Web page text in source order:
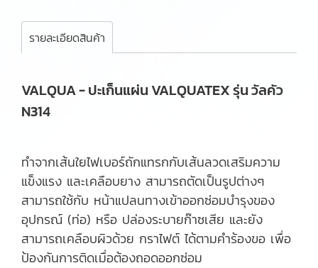
รายละเอียดสินค้า
VALQUA - ปะเก็นแผ่น VALQUATEX รุ่น วัลคัว
N314
ทำจากเส้นใยไฟเบอร์ถักแทรกกับเส้นลวดเสริมความ
แข็งแรง และเคลือบยาง สามารถตัดเป็นรูปต่างๆ
สามารถใช้กับ หน้าแปลนทางเข้าออกซ่อมบำรุงของ
อุปกรณ์ (ท่อ) หรือ ปล่องระบายก๊าซเสีย และยัง
สามารถเคลือบผิวด้วย กราไฟต์ ได้ตามคำร้องขอ เพื่อ
ป้องกันการติดเมื่อต้องถอดออกซ่อม